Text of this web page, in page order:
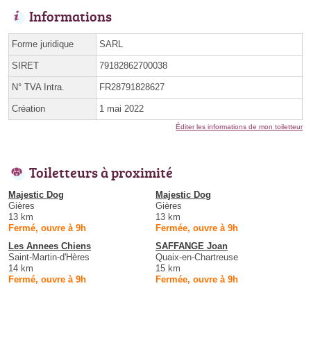
Informations
Forme juridique SARL
SIRET 79182862700038
N° TVA Intra. FR28791828627
Création 1 mai 2022
Éditer les informations de mon toiletteur
Toiletteurs à proximité
Majestic Dog
Gières
13 km
Fermé, ouvre à 9h
Majestic Dog
Gières
13 km
Fermée, ouvre à 9h
Les Annees Chiens
Saint-Martin-d'Hères
14 km
Fermé, ouvre à 9h
SAFFANGE Joan
Quaix-en-Chartreuse
15 km
Fermée, ouvre à 9h